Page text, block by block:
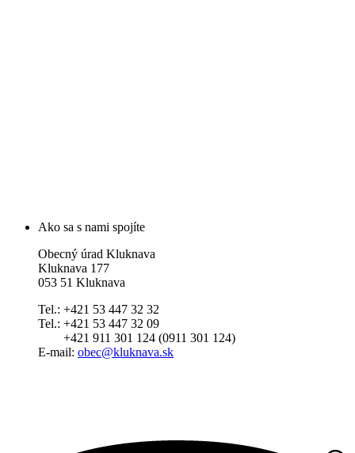
Ako sa s nami spojíte
Obecný úrad Kluknava
Kluknava 177
053 51 Kluknava
Tel.: +421 53 447 32 32
Tel.: +421 53 447 32 09
+421 911 301 124 (0911 301 124)
E-mail: obec@kluknava.sk